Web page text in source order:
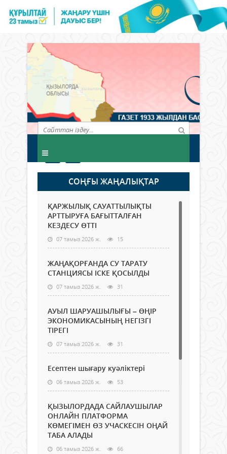
СОҢҒЫ ЖАҢАЛЫҚТАР
ҚАРЖЫЛЫҚ САУАТТЫЛЫҚТЫ
АРТТЫРУҒА БАҒЫТТАЛҒАН
КЕЗДЕСУ ӨТТІ
07 тамыз 2026 ж. 15
ЖАҢАҚОРҒАНДА СУ ТАРАТУ
СТАНЦИЯСЫ ІСКЕ ҚОСЫЛДЫ
07 тамыз 2026 ж. 31
АУЫЛ ШАРУАШЫЛЫҒЫ – ӨҢІР
ЭКОНОМИКАСЫНЫҢ НЕГІЗГІ
ТІРЕГІ
07 тамыз 2026 ж. 31
Есептен шығару куәліктері
06 тамыз 2026 ж. 53
ҚЫЗЫЛОРДАДА САЙЛАУШЫЛАР
ОНЛАЙН ПЛАТФОРМА
КӨМЕГІМЕН ӨЗ УЧАСКЕСІН ОҢАЙ
ТАБА АЛАДЫ
06 тамыз 2026 ж. 66